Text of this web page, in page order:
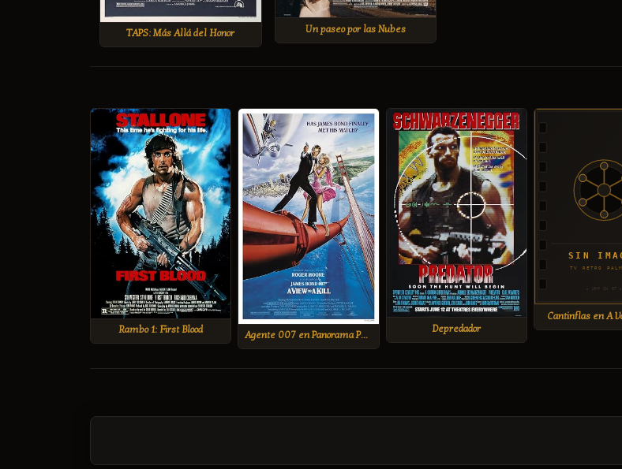
TAPS: Más Allá del Honor Un paseo por las Nubes
Rambo 1: First Blood Agente 007 en Panorama Para Matar
Depredador
Cantinflas en A